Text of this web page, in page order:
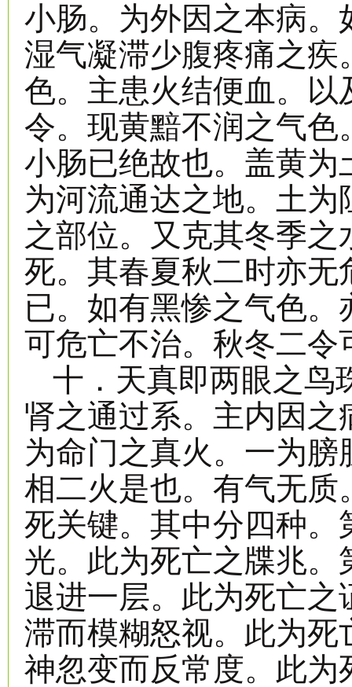
小肠。为外因之本病
湿气凝滞少腹疼痛之
色。主患火结便血。
令。现黄黯不润之气
小肠已绝故也。盖黄
为河流通达之地。土
之部位。又克其冬季
死。其春夏秋二时亦
已。如有黑惨之气色
可危亡不治。秋冬二
十．天真即两眼之鸟
肾之通过系。主内因
为命门之真火。一为
相二火是也。有气无
死关键。其中分四种
光。此为死亡之牒兆
退进一层。此为死亡
滞而模糊怒视。此为
神忽变而反常度。此